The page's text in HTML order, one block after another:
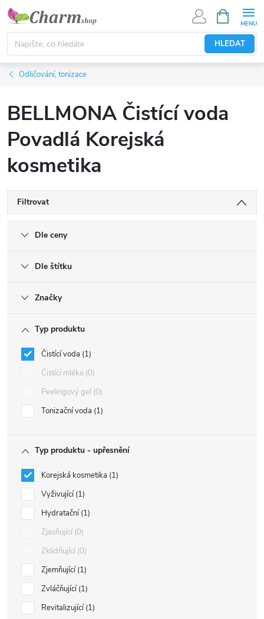
Přejít
obsah
HLEDAT
NÁKUPNÍ
KOŠÍK
Odličování, tonizace
BELLMONA Čistící voda
Povadlá Korejská
kosmetika
Filtrovat
Dle ceny
Dle štítku
Značky
Typ produktu
Čistící voda 1
Čistící mléko 0
Peelingový gel 0
Tonizační voda 1
Typ produktu - upřesnění
Korejská kosmetika 1
Vyživující 1
Hydratační 1
Zjasňující 0
Zklidňující 0
Zjemňující 1
Zvláčňující 1
Revitalizující 1